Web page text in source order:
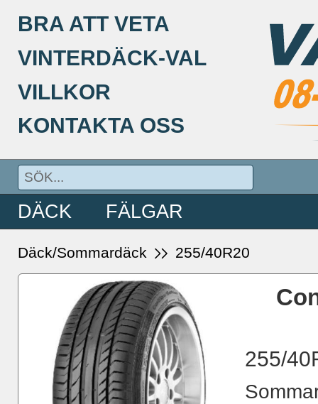
BRA ATT VETA
VINTERDÄCK-VAL
VILLKOR
KONTAKTA OSS
DÄCK FÄLGAR
Däck/Sommardäck 255/40R20
255/